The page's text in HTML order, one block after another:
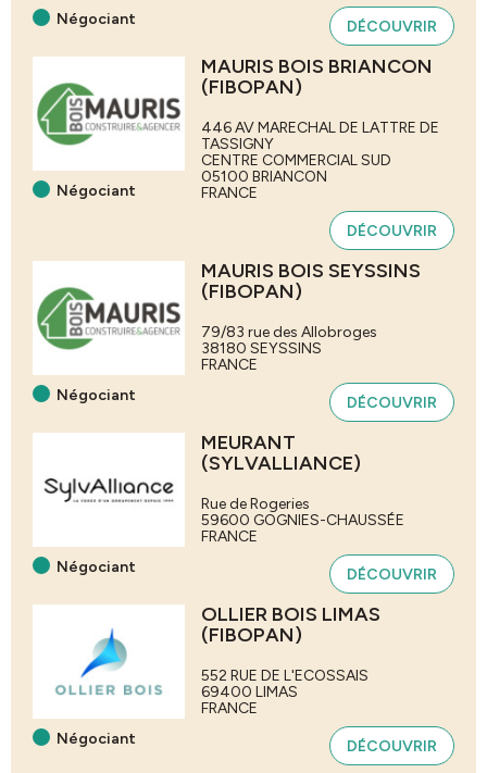
Négociant DÉCOUVRIR
Négociant
MAURIS BOIS BRIANCON
(FIBOPAN)
446 AV MARECHAL DE LATTRE DE
TASSIGNY
CENTRE COMMERCIAL SUD
05100 BRIANCON
FRANCE
DÉCOUVRIR
Négociant
MAURIS BOIS SEYSSINS
(FIBOPAN)
79/83 rue des Allobroges
38180 SEYSSINS
FRANCE
DÉCOUVRIR
Négociant
MEURANT
(SYLVALLIANCE)
Rue de Rogeries
59600 GOGNIES-CHAUSSÉE
FRANCE
DÉCOUVRIR
Négociant
OLLIER BOIS LIMAS
(FIBOPAN)
552 RUE DE L'ECOSSAIS
69400 LIMAS
FRANCE
DÉCOUVRIR